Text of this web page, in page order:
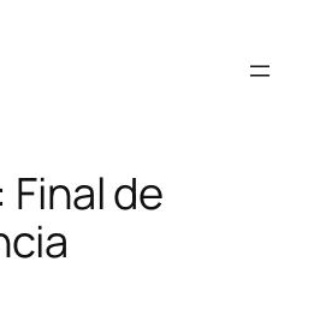
Final de